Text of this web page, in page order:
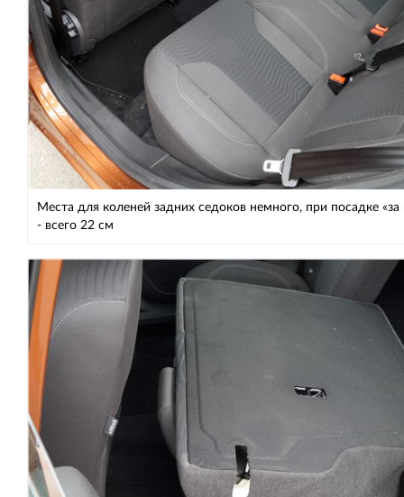
Места для коленей задних седоков немного, при посадке «за
- всего 22 см